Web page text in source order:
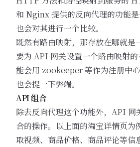
和 Nginx 提供的反向代理的功能
也会对其进行一个比较。
既然有路由映射，那存放在哪就是
要为 API 网关设置一个路由映射
能会用 zookeeper 等作为注册中
也会提一下弊端。
API 组合
除去反向代理这个功能外，API 网
合的操作。以上面的淘宝详情页为
取视频、商品价格、商品评论等信